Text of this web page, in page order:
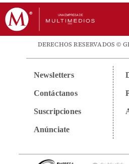
DERECHOS RESERVADOS ©
Newsletters
Contáctanos
Suscripciones
Anúnciate